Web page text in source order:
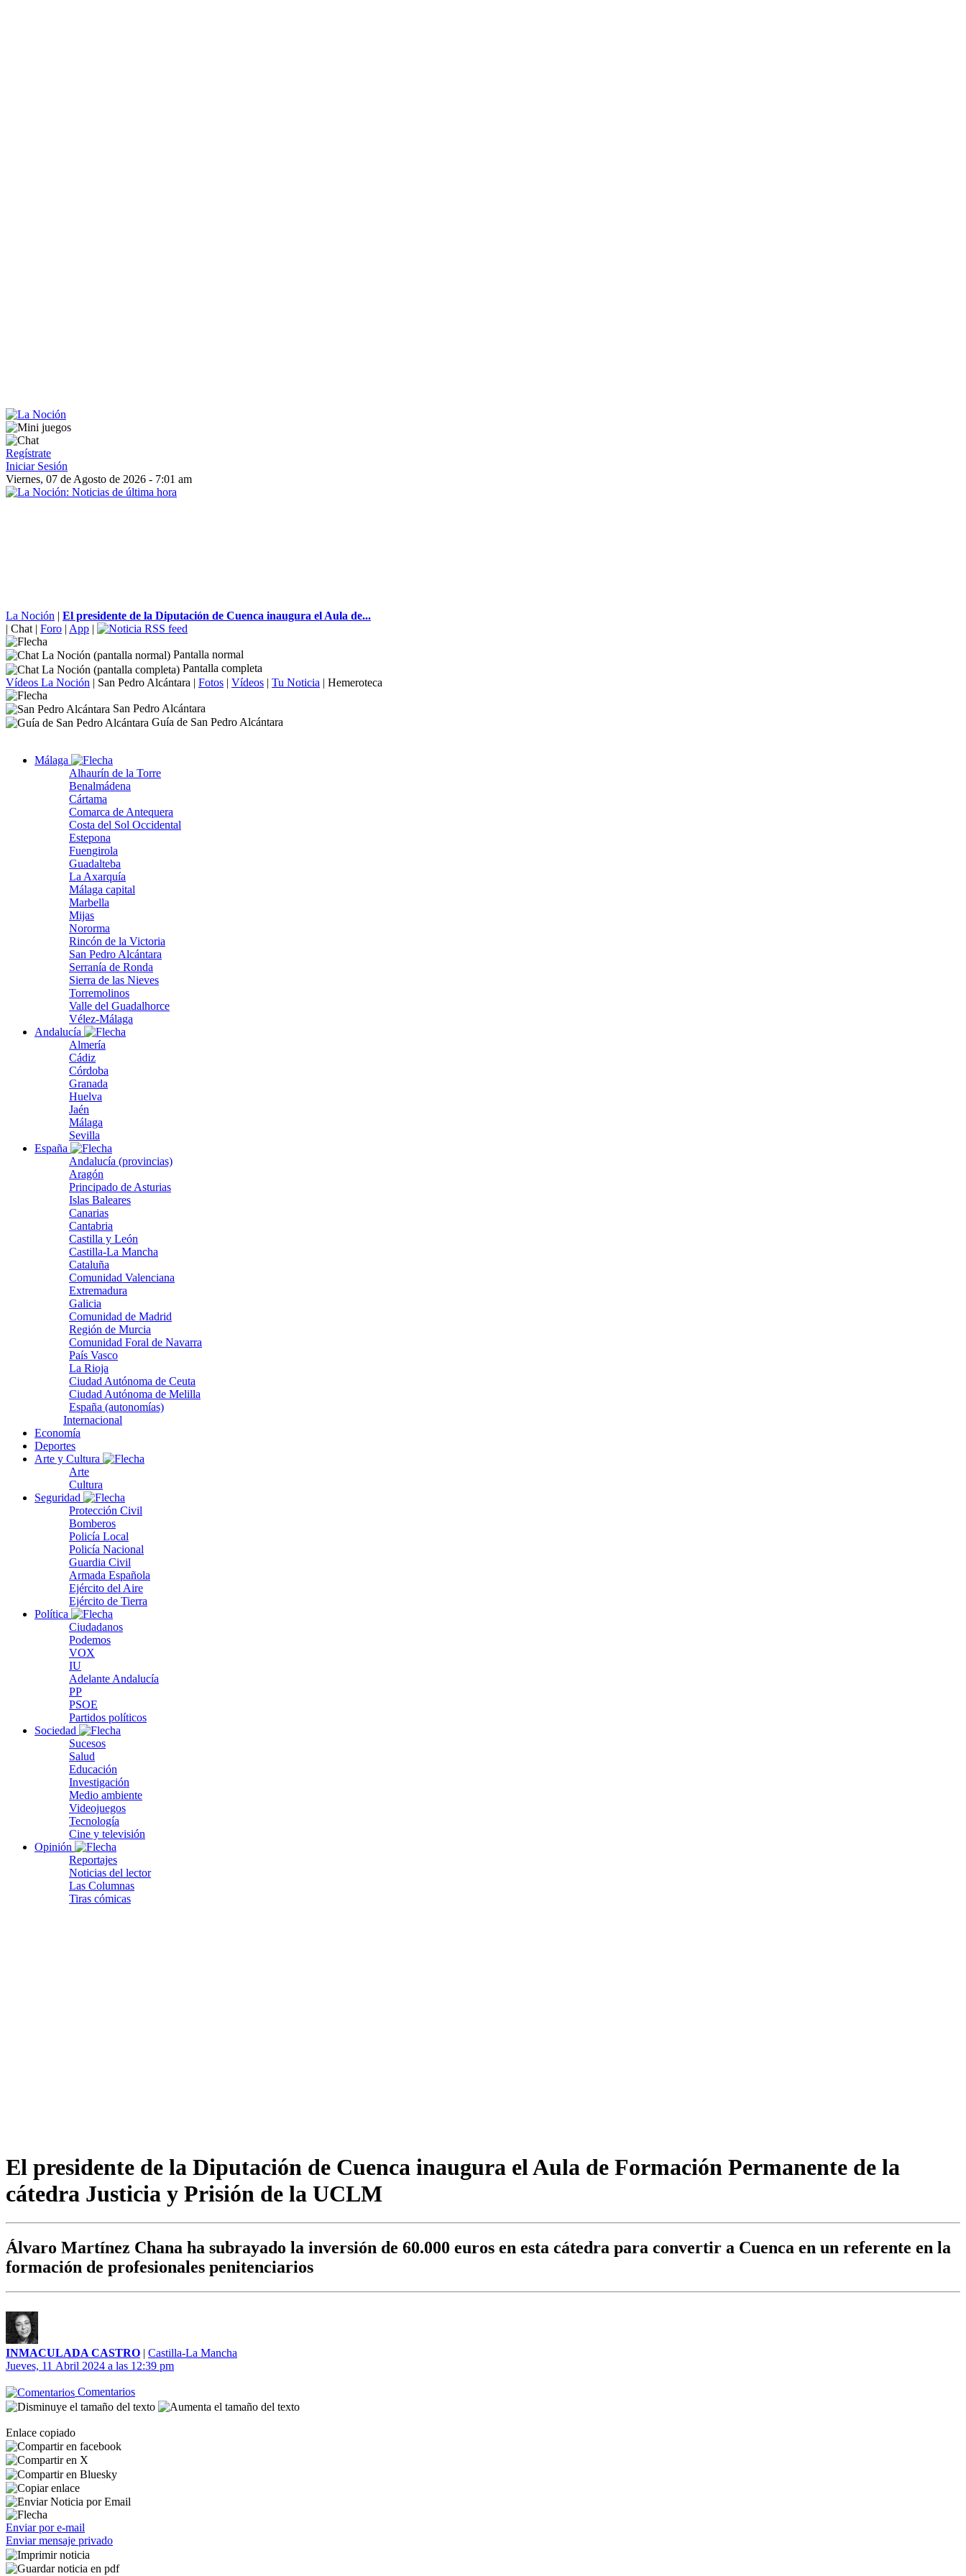
Regístrate
Iniciar Sesión
Viernes, 07 de Agosto de 2026 - 7:01 am
La Noción | El presidente de la Diputación de Cuenca inaugura el Aula de...
| Chat | Foro | App |
Pantalla normal
Pantalla completa
Vídeos La Noción | San Pedro Alcántara | Fotos | Vídeos | Tu Noticia | Hemeroteca
San Pedro Alcántara
Guía de San Pedro Alcántara
Málaga
Alhaurín de la Torre
Benalmádena
Cártama
Comarca de Antequera
Costa del Sol Occidental
Estepona
Fuengirola
Guadalteba
La Axarquía
Málaga capital
Marbella
Mijas
Nororma
Rincón de la Victoria
San Pedro Alcántara
Serranía de Ronda
Sierra de las Nieves
Torremolinos
Valle del Guadalhorce
Vélez-Málaga
Andalucía
Almería
Cádiz
Córdoba
Granada
Huelva
Jaén
Málaga
Sevilla
España
Andalucía (provincias)
Aragón
Principado de Asturias
Islas Baleares
Canarias
Cantabria
Castilla y León
Castilla-La Mancha
Cataluña
Comunidad Valenciana
Extremadura
Galicia
Comunidad de Madrid
Región de Murcia
Comunidad Foral de Navarra
País Vasco
La Rioja
Ciudad Autónoma de Ceuta
Ciudad Autónoma de Melilla
España (autonomías)
Internacional
Economía
Deportes
Arte y Cultura
Arte
Cultura
Seguridad
Protección Civil
Bomberos
Policía Local
Policía Nacional
Guardia Civil
Armada Española
Ejército del Aire
Ejército de Tierra
Política
Ciudadanos
Podemos
VOX
IU
Adelante Andalucía
PP
PSOE
Partidos políticos
Sociedad
Sucesos
Salud
Educación
Investigación
Medio ambiente
Videojuegos
Tecnología
Cine y televisión
Opinión
Reportajes
Noticias del lector
Las Columnas
Tiras cómicas
El presidente de la Diputación de Cuenca inaugura el Aula de Formación Permanente de la
cátedra Justicia y Prisión de la UCLM
Álvaro Martínez Chana ha subrayado la inversión de 60.000 euros en esta cátedra para convertir a Cuenca en un referente en la
formación de profesionales penitenciarios
INMACULADA CASTRO | Castilla-La Mancha
Jueves, 11 Abril 2024 a las 12:39 pm
Comentarios
Enlace copiado
Enviar por e-mail
Enviar mensaje privado